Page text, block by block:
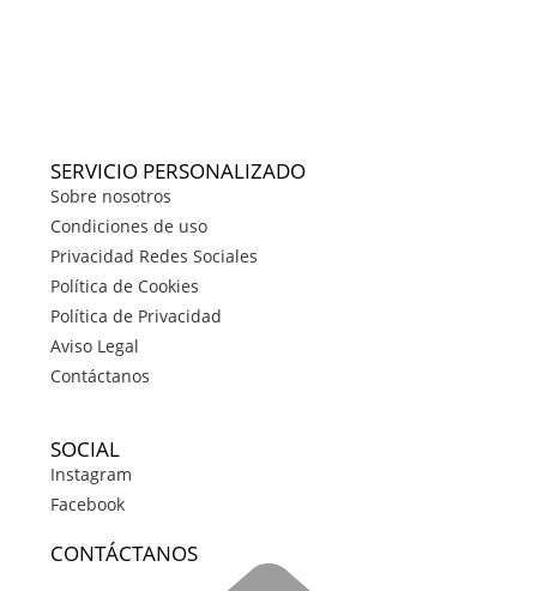
SERVICIO PERSONALIZADO
Sobre nosotros
Condiciones de uso
Privacidad Redes Sociales
Política de Cookies
Política de Privacidad
Aviso Legal
Contáctanos
SOCIAL
Instagram
Facebook
CONTÁCTANOS